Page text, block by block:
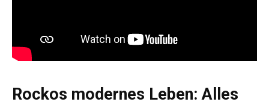
Rockos modernes Leben: Alles